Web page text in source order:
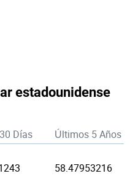
estadounidense
Días Últimos 5 Años
58.47953216